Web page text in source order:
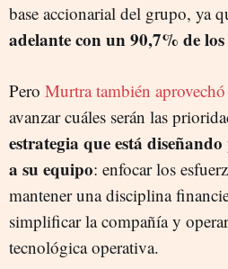
base accionarial del grupo, ya
adelante con un 90,7% de
Pero Murtra también
avanzar cuáles serán las
estrategia que está
a su equipo: enfocar los
mantener una disciplina
simplificar la compañía y
tecnológica operativa.